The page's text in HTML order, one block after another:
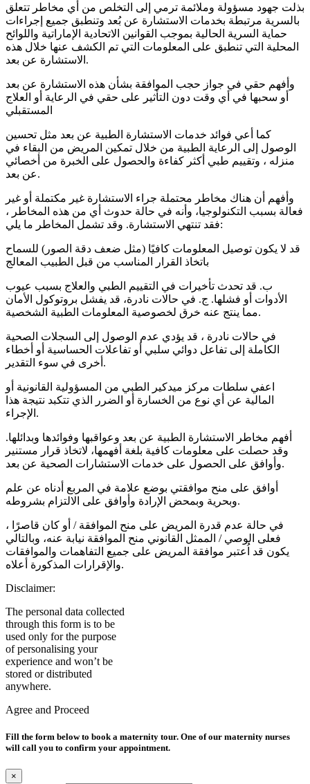
بذلت جهود مسؤولة وملائمة ترمي إلى التخلص من أي مخاطر تتعلق
بالسرية مرتبطة بخدمات الاستشارة عن بُعد وتنطبق جميع إجراءات
حماية السرية الحالية بموجب القوانين الاتحادية الإماراتية واللوائح
المحلية التي تنطبق على المعلومات التي تم الكشف عنها خلال هذه
الاستشارة عن بعد.
وأفهم حقي في جواز حجب الموافقة بشأن هذه الاستشارة عن بعد
أو سحبها في أي وقت دون التأثير على حقي في الرعاية أو العلاج
المستقبلي
كما أعي فوائد خدمات الاستشارة الطبية عن بعد مثل تحسين
الوصول إلى الرعاية الطبية من خلال تمكين المريض من البقاء في
منزله ، وتقييم طبي أكثر كفاءة والحصول على الخبرة من أخصائي
عن بعد.
وأفهم أن هناك مخاطر محتملة جراء الاستشارة غير مكتملة أو غير
فعالة بسبب التكنولوجيا، وأنه في حالة حدوث أي من هذه المخاطر ،
فقد تنتهي الاستشارة. وقد تشمل المخاطر ما يلي:
قد لا يكون توصيل المعلومات كافيًا (مثل ضعف دقة الصور) للسماح
باتخاذ القرار المناسب من قبل الطبيب المعالج
ب. قد تحدث تأخيرات في التقييم الطبي والعلاج بسبب عيوب
الأدوات أو فشلها. ج. في حالات نادرة، قد يفشل بروتوكول الأمان
مما ينتج عنه خرق لخصوصية المعلومات الطبية الشخصية.
في حالات نادرة ، قد يؤدي عدم الوصول إلى السجلات الصحية
الكاملة إلى تفاعل دوائي سلبي أو تفاعلات الحساسية أو أخطاء
أخرى في سوء التقدير.
اعفي سلطات مركز ميدكير الطبي من المسؤولية القانونية أو
المالية عن أي نوع من الخسارة أو الضرر الذي تتكبد نتيجة هذا
الإجراء.
أفهم مخاطر الاستشارة الطبية عن بعد وعواقبها وفوائدها وبدائلها.
وقد حصلت على معلومات كافية بلغة أفهمها، لاتخاذ قرار مستنير
وأوافق على الحصول على خدمات الاستشارات الصحية عن بعد.
أوافق على منح موافقتي بوضع علامة في المربع أدناه عن علم
وبحرية وبمحض الإرادة وأوافق على الالتزام بشروطه.
في حالة عدم قدرة المريض على منح الموافقة / أو كان قاصرًا ،
فعلى الوصي / الممثل القانوني منح الموافقة نيابة عنه، وبالتالي
يكون قد اُعتبر موافقة المريض على جميع التفاهمات والموافقات
والإقرارات المذكورة أعلاه.
Disclaimer:
The personal data collected
through this form is to be
used only for the purpose
of personalising your
experience and won’t be
stored or distributed
anywhere.
Agree and Proceed
Fill the form below to book a maternity tour. One of our maternity nurses
will call you to confirm your appointment.
×